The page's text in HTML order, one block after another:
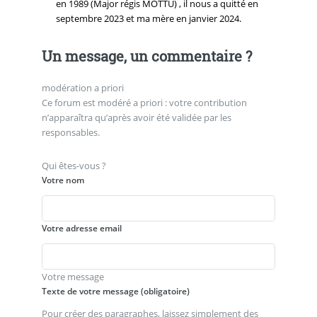
en 1989 (Major régis MOTTU) , il nous a quitté en
septembre 2023 et ma mère en janvier 2024.
Un message, un commentaire ?
modération a priori
Ce forum est modéré a priori : votre contribution
n’apparaîtra qu’après avoir été validée par les
responsables.
Qui êtes-vous ?
Votre nom
Votre adresse email
Votre message
Texte de votre message (obligatoire)
Pour créer des paragraphes, laissez simplement des